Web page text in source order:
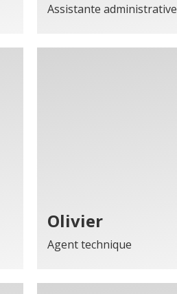
Assistante administrative
Olivier
Agent technique